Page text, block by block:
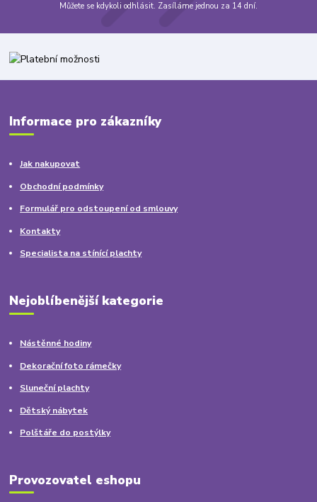
Můžete se kdykoli odhlásit. Zasíláme jednou za 14 dní.
Informace pro zákazníky
Jak nakupovat
Obchodní podmínky
Formulář pro odstoupení od smlouvy
Kontakty
Specialista na stínící plachty
Nejoblíbenější kategorie
Nástěnné hodiny
Dekorační foto rámečky
Sluneční plachty
Dětský nábytek
Polštáře do postýlky
Provozovatel eshopu